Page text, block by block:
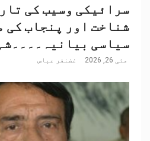
سرائیکی وسیب کی
شناخت اور پنجاب کی
سیاسی
مئی 26, 2026 غضنفر عباس